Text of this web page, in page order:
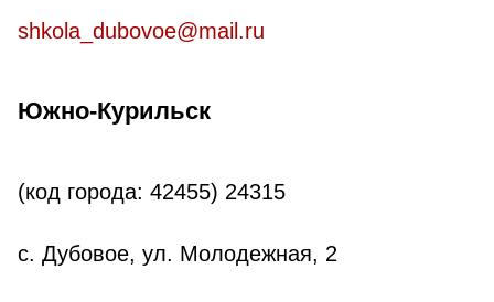
shkola_dubovoe@mail.ru
Южно-Курильск
(код города: 42455) 24315
с. Дубовое, ул. Молодежная, 2